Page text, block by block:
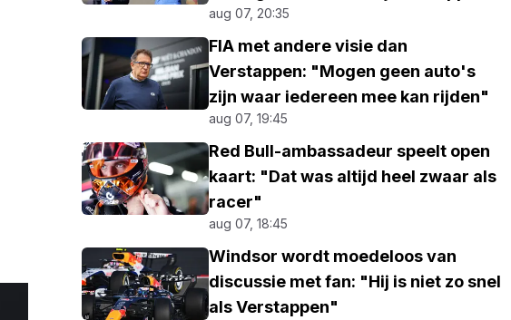
aug 07, 20:35
FIA met andere visie dan
Verstappen: "Mogen geen auto's
zijn waar iedereen mee kan rijden"
aug 07, 19:45
Red Bull-ambassadeur speelt open
kaart: "Dat was altijd heel zwaar als
racer"
aug 07, 18:45
Windsor wordt moedeloos van
discussie met fan: "Hij is niet zo snel
als Verstappen"